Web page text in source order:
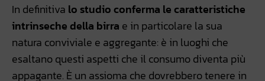
In definitiva lo studio conferma le caratteristiche
intrinseche della birra e in particolare la sua
natura conviviale e aggregante: è in luoghi che
esaltano questi aspetti che il consumo diventa più
appagante. È un assioma che dovrebbero tenere in